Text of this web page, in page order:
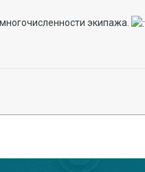
экипажа.